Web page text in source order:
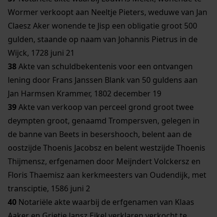
Wormer verkoopt aan Neeltje Pieters, weduwe van Jan
Claesz Aker wonende te Jisp een obligatie groot 500
gulden, staande op naam van Johannis Pietrus in de
Wijck, 1728 juni 21
38Akte van schuldbekentenis voor een ontvangen
lening door Frans Janssen Blank van 50 guldens aan
Jan Harmsen Krammer, 1802 december 19
39Akte van verkoop van perceel grond groot twee
deympten groot, genaamd Trompersven, gelegen in
de banne van Beets in besershooch, belent aan de
oostzijde Thoenis Jacobsz en belent westzijde Thoenis
Thijmensz, erfgenamen door Meijndert Volckersz en
Floris Thaemisz aan kerkmeesters van Oudendijk, met
transciptie, 1586 juni 2
40 Notariële akte waarbij de erfgenamen van Klaas